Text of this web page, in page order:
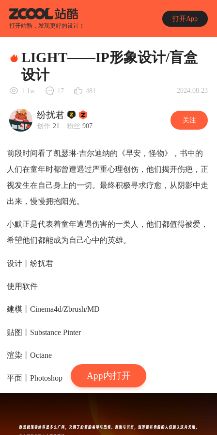
打开站酷，发现更好的设计！
打开App
App内打开
LIGHT——IP形象设计/盲盒
设计
1.1w 17 481 2024.08.23
纷扰君
创作 21 粉丝 907
关注
前段时间看了凯瑟琳·吉尔迪纳的《早安，怪物》，书中的
人们在童年时都曾遭遇过严重心理创伤，他们揭开伤疤，正
视发生在自己身上的一切。最终积极寻求疗愈，从阴影中走
出来，慢慢拥抱阳光。
小默正是代表着童年遭遇伤害的一类人，他们都值得被爱，
希望他们都能成为自己心中的英雄。
设计丨纷扰君
使用软件
建模丨Cinema4d/Zbrush/MD
贴图丨Substance Pinter
渲染丨Octane
平面丨Photoshop